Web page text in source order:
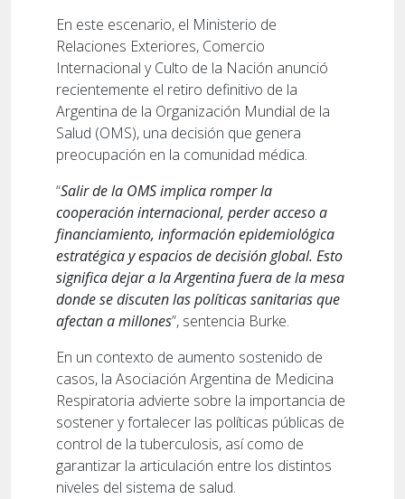
En este escenario, el Ministerio de
Relaciones Exteriores, Comercio
Internacional y Culto de la Nación anunció
recientemente el retiro definitivo de la
Argentina de la Organización Mundial de la
Salud (OMS), una decisión que genera
preocupación en la comunidad médica.
“Salir de la OMS implica romper la
cooperación internacional, perder acceso a
financiamiento, información epidemiológica
estratégica y espacios de decisión global. Esto
significa dejar a la Argentina fuera de la mesa
donde se discuten las políticas sanitarias que
afectan a millones”, sentencia Burke.
En un contexto de aumento sostenido de
casos, la Asociación Argentina de Medicina
Respiratoria advierte sobre la importancia de
sostener y fortalecer las políticas públicas de
control de la tuberculosis, así como de
garantizar la articulación entre los distintos
niveles del sistema de salud.